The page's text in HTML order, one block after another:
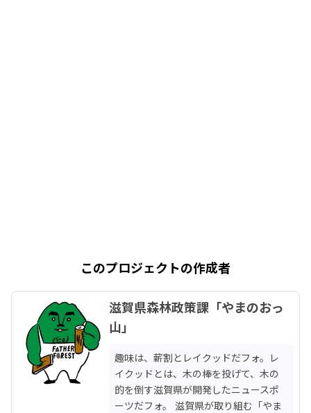
このプロジェクトの作成者
滋賀県森林政策課「やまのおっ
山」
趣味は、薪割とレイクッドだフォ。レ
イクッドとは、木の棒を投げて、木の
的を倒す滋賀県が開発したニュースポ
ーツだフォ。 滋賀県が取り組む「やま